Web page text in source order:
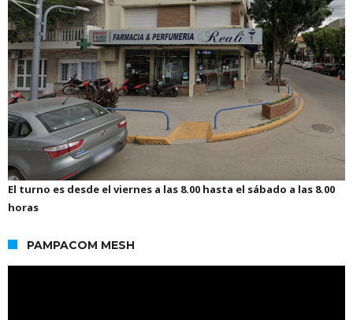
El turno es desde el viernes a las 8.00 hasta el sábado a las 8.00
horas
PAMPACOM MESH